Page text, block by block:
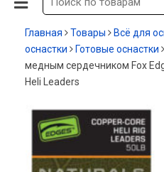
Главная Товары Всё для
оснастки
Готовые оснастки
медным сердечником Fox
Heli Leaders
-35%